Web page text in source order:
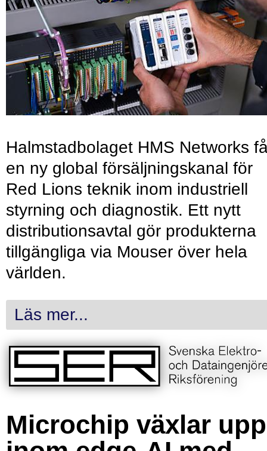
Halmstadbolaget HMS Networks
en ny global försäljningskanal för
Red Lions teknik inom industriell
styrning och diagnostik. Ett nytt
distributionsavtal gör produkterna
tillgängliga via Mouser över hela
världen.
Läs mer...
Microchip växlar upp